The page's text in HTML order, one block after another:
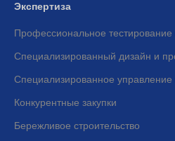
Экспертиза
Профессиональное
Специализированный дизайн и
Специализированное управление
Конкурентные закупки
Бережливое строительство